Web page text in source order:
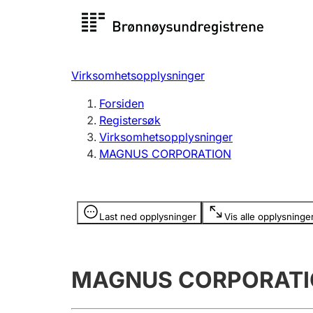
Registersøk
Registrere, endre, slette
Virksomhetsopplysninger
Forsiden
Registersøk
Virksomhetsopplysninger
MAGNUS CORPORATION
Last ned opplysninger Vis alle
Opplysninger er skjult
MAGNUS